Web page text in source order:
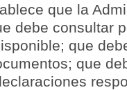
que la
debe consultar
que
que